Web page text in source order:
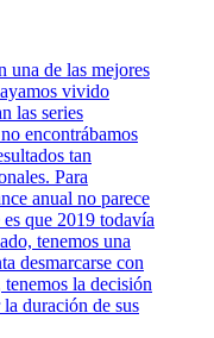
una de las mejores
vivido
las series
encontrábamos
tan
Para
anual no parece
que 2019 todavía
tenemos una
desmarcarse con
la decisión
duración de sus